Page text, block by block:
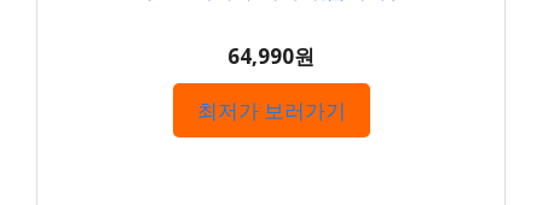
64,990원
최저가 보러가기